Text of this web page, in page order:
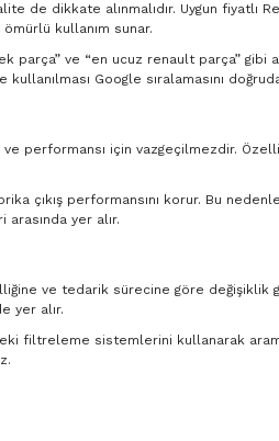
de dikkate alınmalıdır. Uygun
kullanım sunar.
parça” ve “en ucuz renault parça” gibi
Google sıralamasını
ve performansı için vazgeçilmezdir.
çıkış performansını korur. Bu
yer alır.
ve tedarik sürecine göre
yer alır.
filtreleme sistemlerini kullanarak